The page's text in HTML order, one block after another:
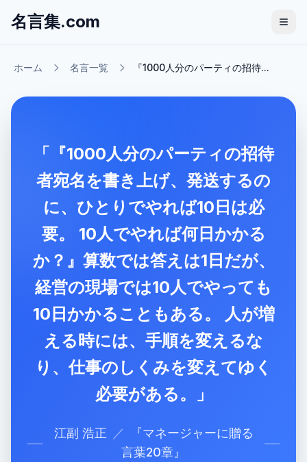
名言集.com
ホーム 名言一覧 『1000人分のパーティの招待...
「『1000人分のパーティの招待
者宛名を書き上げ、発送するの
に、ひとりでやれば10日は必
要。 10人でやれば何日かかる
か？』算数では答えは1日だが、
経営の現場では10人でやっても
10日かかることもある。 人が増
える時には、手順を変えるな
り、仕事のしくみを変えてゆく
必要がある。」
──
江副 浩正 ／ 『マネージャーに贈る
言葉20章 』
──